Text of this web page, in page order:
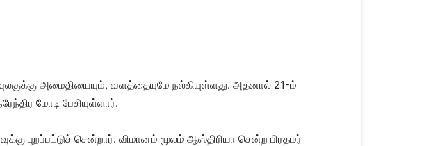
அமைதியையும், வளத்தையுமே நல்கியுள்ளது. அதனால் 21-ம்
மோடி பேசியுள்ளார்.
புறப்பட்டுச் சென்றார். விமானம் மூலம் ஆஸ்திரியா சென்ற பிரதமர்